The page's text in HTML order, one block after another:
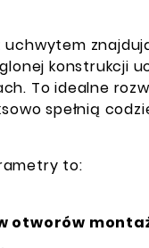
uchwytem
konstrukcji
To idealne
spełnią
to:
otworów